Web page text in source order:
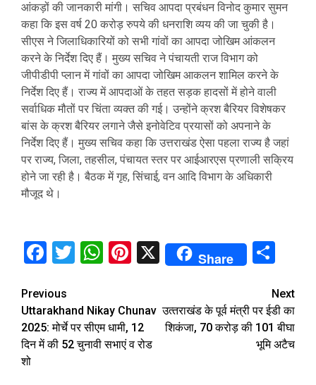
आंकड़ों की जानकारी मांगी। सचिव आपदा प्रबंधन विनोद कुमार सुमन
कहा कि इस वर्ष 20 करोड़ रुपये की धनराशि व्यय की जा चुकी है।
सीएस ने जिलाधिकारियों को सभी गांवों का आपदा जोखिम आंकलन
करने के निर्देश दिए हैं। मुख्य सचिव ने पंचायती राज विभाग को
जीपीडीपी प्लान में गांवों का आपदा जोखिम आकलन शामिल करने के
निर्देश दिए हैं। राज्य में आपदाओं के तहत सड़क हादसों में होने वाली
सर्वाधिक मौतों पर चिंता व्यक्त की गई। उन्होंने क्रश बैरियर विशेषकर
बांस के क्रश बैरियर लगाने जैसे इनोवेटिव प्रयासों को अपनाने के
निर्देश दिए हैं। मुख्य सचिव कहा कि उत्तराखंड ऐसा पहला राज्य है जहां
पर राज्य, जिला, तहसील, पंचायत स्तर पर आईआरएस प्रणाली सक्रिय
होने जा रही है। बैठक में गृह, सिंचाई, वन आदि विभाग के अधिकारी
मौजूद थे।
Facebook
Twitter
WhatsApp
Pinterest
X Share
Continue
Reading
Previous
Uttarakhand Nikay Chunav
2025: मोर्चे पर सीएम धामी, 12
दिन में की 52 चुनावी सभाएं व रोड
शो
Next
उत्‍तराखंड के पूर्व मंत्री पर ईडी का
शिकंजा, 70 करोड़ की 101 बीघा
भूमि अटैच